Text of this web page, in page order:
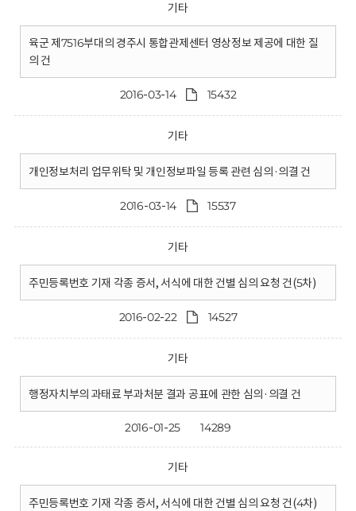
기타
육군 제7516부대의 경주시 통합관제센터 영상정보 제공에 대한 질
의 건
2016-03-14 15432
기타
개인정보처리 업무위탁 및 개인정보파일 등록 관련 심의·의결 건
2016-03-14 15537
기타
주민등록번호 기재 각종 증서, 서식에 대한 건별 심의 요청 건(5차)
2016-02-22 14527
기타
행정자치부의 과태료 부과처분 결과 공표에 관한 심의·의결 건
2016-01-25 14289
기타
주민등록번호 기재 각종 증서, 서식에 대한 건별 심의 요청 건(4차)